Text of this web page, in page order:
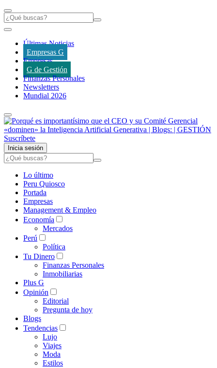
Últimas Noticias
Empresas G
Empresas
G de Gestión
Finanzas Personales
Newsletters
Mundial 2026
Suscríbete
Inicia sesión
Lo último
Peru Quiosco
Portada
Empresas
Management & Empleo
Economía
Mercados
Perú
Política
Tu Dinero
Finanzas Personales
Inmobiliarias
Plus G
Opinión
Editorial
Pregunta de hoy
Blogs
Tendencias
Lujo
Viajes
Moda
Estilos